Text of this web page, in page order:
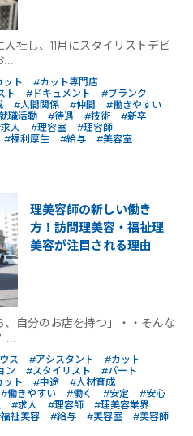
社し、11月にスタイリストデビ
...
ット
#カット専門店
ト #ドキュメント
#ブランク
#人間関係 #仲間
#働きやすい
職活動 #待遇 #技術
#新卒
人 #理容室
#理容師
#福利厚生 #給与
#美容室
理美容師の新しい働き
方！訪問理美容・福祉理
美容が注目される理由
、自分のお店を持つ」・・そんな
...
ス #アシスタント
#カット
ン #スタイリスト
#パート
ット #中途
#人材育成
#働きやすい #働く #安定
#安心
#求人 #理容師
#理美容業界
祉美容 #給与 #美容室
#美容師